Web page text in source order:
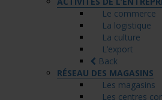
Le commerce
La logistique
La culture
L’export
Back
RÉSEAU DES MAGASINS
Les magasins
Les centres